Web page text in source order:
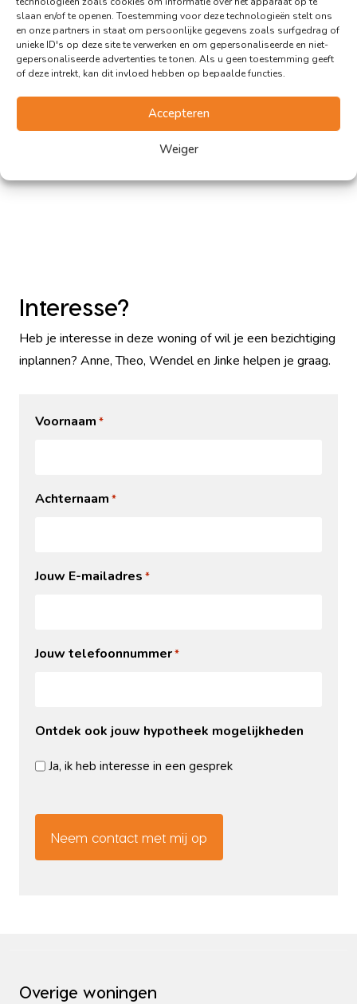
slaan en/of te openen. Toestemming voor deze technologieën stelt ons
en onze partners in staat om persoonlijke gegevens zoals surfgedrag of
unieke ID's op deze site te verwerken en om gepersonaliseerde en niet-
gepersonaliseerde advertenties te tonen. Als u geen toestemming geeft
of deze intrekt, kan dit invloed hebben op bepaalde functies.
Accepteren
Weiger
Interesse?
Heb je interesse in deze woning of wil je een bezichtiging
inplannen? Anne, Theo, Wendel en Jinke helpen je graag.
Voornaam *
Achternaam *
Jouw E-mailadres *
Jouw telefoonnummer*
Ontdek ook jouw hypotheek mogelijkheden
Ja, ik heb interesse in een gesprek
Overige woningen